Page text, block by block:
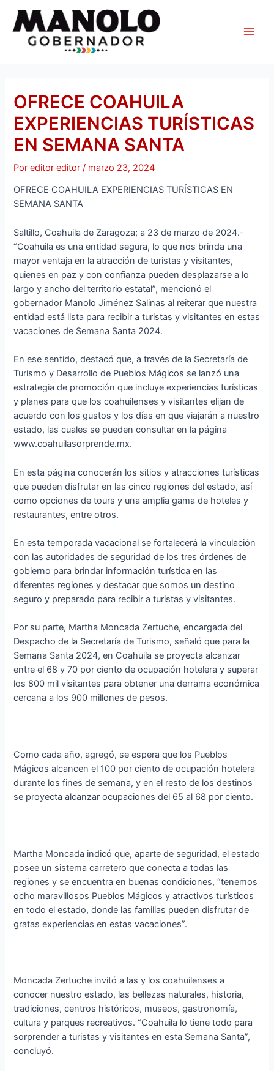
contenido
OFRECE COAHUILA
EXPERIENCIAS TURÍSTICAS
EN SEMANA SANTA
Poreditor editor/ marzo 23, 2024
OFRECE COAHUILA EXPERIENCIAS TURÍSTICAS EN
SEMANA SANTA
Saltillo, Coahuila de Zaragoza; a 23 de marzo de 2024.-
“Coahuila es una entidad segura, lo que nos brinda una
mayor ventaja en la atracción de turistas y visitantes,
quienes en paz y con confianza pueden desplazarse a lo
largo y ancho del territorio estatal”, mencionó el
gobernador Manolo Jiménez Salinas al reiterar que nuestra
entidad está lista para recibir a turistas y visitantes en estas
vacaciones de Semana Santa 2024.
En ese sentido, destacó que, a través de la Secretaría de
Turismo y Desarrollo de Pueblos Mágicos se lanzó una
estrategia de promoción que incluye experiencias turísticas
y planes para que los coahuilenses y visitantes elijan de
acuerdo con los gustos y los días en que viajarán a nuestro
estado, las cuales se pueden consultar en la página
www.coahuilasorprende.mx.
En esta página conocerán los sitios y atracciones turísticas
que pueden disfrutar en las cinco regiones del estado, así
como opciones de tours y una amplia gama de hoteles y
restaurantes, entre otros.
En esta temporada vacacional se fortalecerá la vinculación
con las autoridades de seguridad de los tres órdenes de
gobierno para brindar información turística en las
diferentes regiones y destacar que somos un destino
seguro y preparado para recibir a turistas y visitantes.
Por su parte, Martha Moncada Zertuche, encargada del
Despacho de la Secretaría de Turismo, señaló que para la
Semana Santa 2024, en Coahuila se proyecta alcanzar
entre el 68 y 70 por ciento de ocupación hotelera y superar
los 800 mil visitantes para obtener una derrama económica
cercana a los 900 millones de pesos.
Como cada año, agregó, se espera que los Pueblos
Mágicos alcancen el 100 por ciento de ocupación hotelera
durante los fines de semana, y en el resto de los destinos
se proyecta alcanzar ocupaciones del 65 al 68 por ciento.
Martha Moncada indicó que, aparte de seguridad, el estado
posee un sistema carretero que conecta a todas las
regiones y se encuentra en buenas condiciones, “tenemos
ocho maravillosos Pueblos Mágicos y atractivos turísticos
en todo el estado, donde las familias pueden disfrutar de
gratas experiencias en estas vacaciones”.
Moncada Zertuche invitó a las y los coahuilenses a
conocer nuestro estado, las bellezas naturales, historia,
tradiciones, centros históricos, museos, gastronomía,
cultura y parques recreativos. “Coahuila lo tiene todo para
sorprender a turistas y visitantes en esta Semana Santa”,
concluyó.
de
entradas